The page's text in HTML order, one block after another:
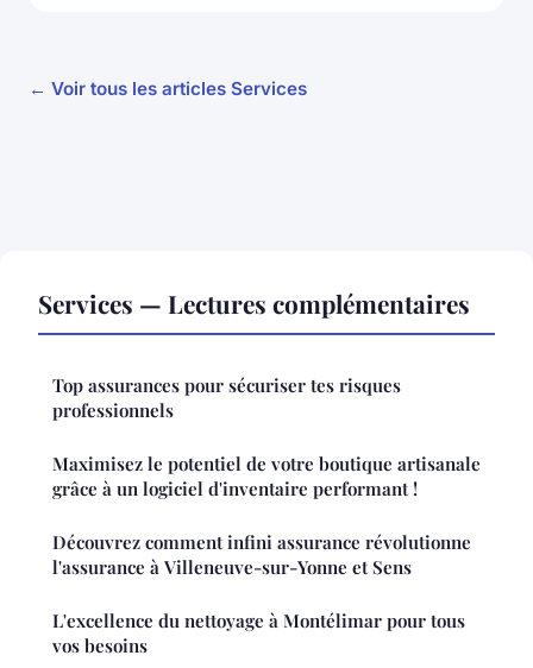
← Voir tous les articles Services
Services — Lectures complémentaires
Top assurances pour sécuriser tes risques
professionnels
Maximisez le potentiel de votre boutique artisanale
grâce à un logiciel d'inventaire performant !
Découvrez comment infini assurance révolutionne
l'assurance à Villeneuve-sur-Yonne et Sens
L'excellence du nettoyage à Montélimar pour tous
vos besoins